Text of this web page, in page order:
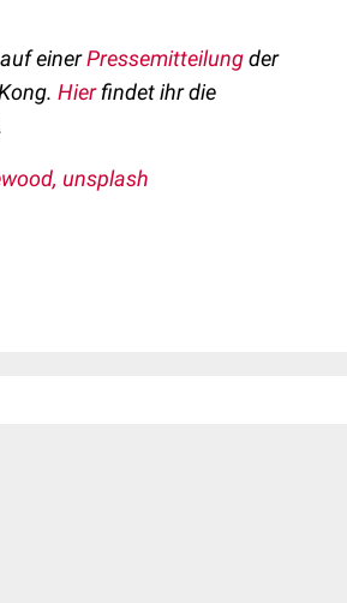
einerPressemitteilungder
Hierfindet ihr die
unsplash